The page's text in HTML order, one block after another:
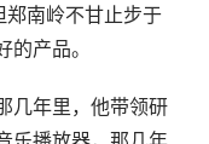
郑南岭不甘止步于
的产品。
几年里，他带领研